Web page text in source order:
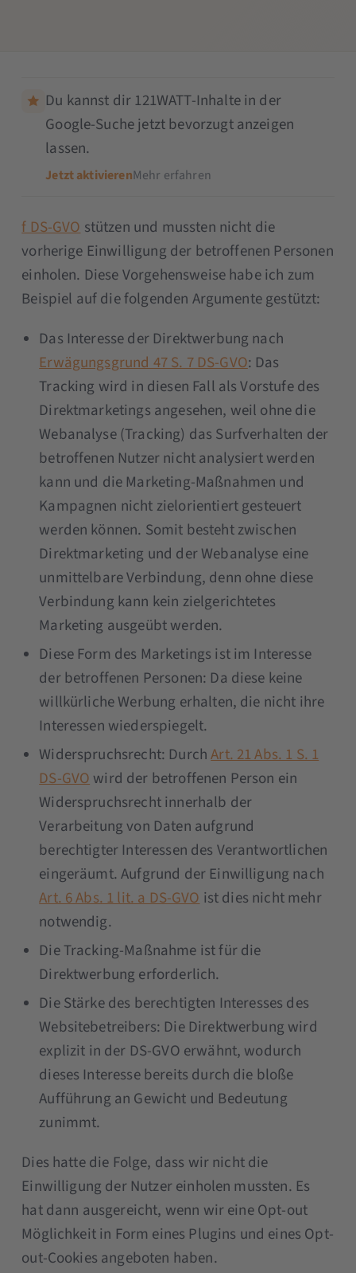
Du kannst dir 121WATT-Inhalte in der
Google-Suche jetzt bevorzugt anzeigen
lassen.
Jetzt aktivierenMehr erfahren
f DS-GVOstützen und mussten nicht die
vorherige Einwilligung der betroffenen Personen
einholen. Diese Vorgehensweise habe ich zum
Beispiel auf die folgenden Argumente gestützt:
Das Interesse der Direktwerbung nach
Erwägungsgrund 47 S. 7 DS-GVO: Das
Tracking wird in diesen Fall als Vorstufe des
Direktmarketings angesehen, weil ohne die
Webanalyse (Tracking) das Surfverhalten der
betroffenen Nutzer nicht analysiert werden
kann und die Marketing-Maßnahmen und
Kampagnen nicht zielorientiert gesteuert
werden können. Somit besteht zwischen
Direktmarketing und der Webanalyse eine
unmittelbare Verbindung, denn ohne diese
Verbindung kann kein zielgerichtetes
Marketing ausgeübt werden.
Diese Form des Marketings ist im Interesse
der betroffenen Personen: Da diese keine
willkürliche Werbung erhalten, die nicht ihre
Interessen wiederspiegelt.
Widerspruchsrecht: DurchArt. 21 Abs. 1 S. 1
DS-GVOwird der betroffenen Person ein
Widerspruchsrecht innerhalb der
Verarbeitung von Daten aufgrund
berechtigter Interessen des Verantwortlichen
eingeräumt. Aufgrund der Einwilligung nach
Art. 6 Abs. 1 lit. a DS-GVOist dies nicht mehr
notwendig.
Die Tracking-Maßnahme ist für die
Direktwerbung erforderlich.
Die Stärke des berechtigten Interesses des
Websitebetreibers: Die Direktwerbung wird
explizit in der DS-GVO erwähnt, wodurch
dieses Interesse bereits durch die bloße
Aufführung an Gewicht und Bedeutung
zunimmt.
Dies hatte die Folge, dass wir nicht die
Einwilligung der Nutzer einholen mussten. Es
hat dann ausgereicht, wenn wir eine Opt-out
Möglichkeit in Form eines Plugins und eines Opt-
out-Cookies angeboten haben.